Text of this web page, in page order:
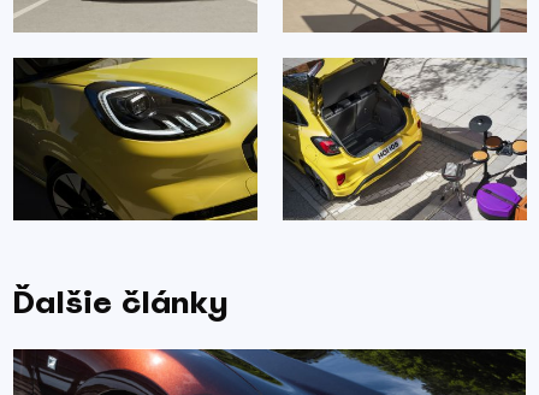
Ďalšie články